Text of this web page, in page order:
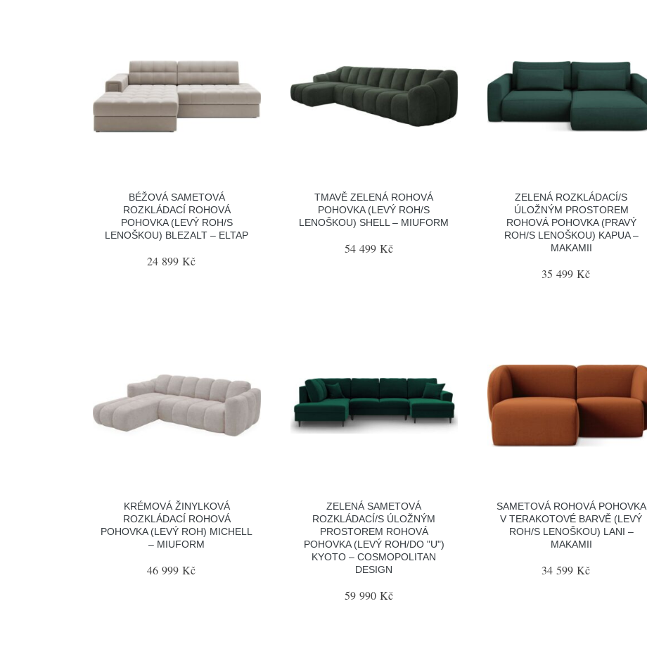
BÉŽOVÁ SAMETOVÁ
ROZKLÁDACÍ ROHOVÁ
POHOVKA (LEVÝ ROH/S
LENOŠKOU) BLEZALT – ELTAP
24 899 Kč
TMAVĚ ZELENÁ ROHOVÁ
POHOVKA (LEVÝ ROH/S
LENOŠKOU) SHELL – MIUFORM
54 499 Kč
ZELENÁ ROZKLÁDACÍ/S
ÚLOŽNÝM PROSTOREM
ROHOVÁ POHOVKA (PRAVÝ
ROH/S LENOŠKOU) KAPUA –
MAKAMII
35 499 Kč
KRÉMOVÁ ŽINYLKOVÁ
ROZKLÁDACÍ ROHOVÁ
POHOVKA (LEVÝ ROH) MICHELL
– MIUFORM
46 999 Kč
ZELENÁ SAMETOVÁ
ROZKLÁDACÍ/S ÚLOŽNÝM
PROSTOREM ROHOVÁ
POHOVKA (LEVÝ ROH/DO "U")
KYOTO – COSMOPOLITAN
DESIGN
59 990 Kč
SAMETOVÁ ROHOVÁ POHOVKA
V TERAKOTOVÉ BARVĚ (LEVÝ
ROH/S LENOŠKOU) LANI –
MAKAMII
34 599 Kč